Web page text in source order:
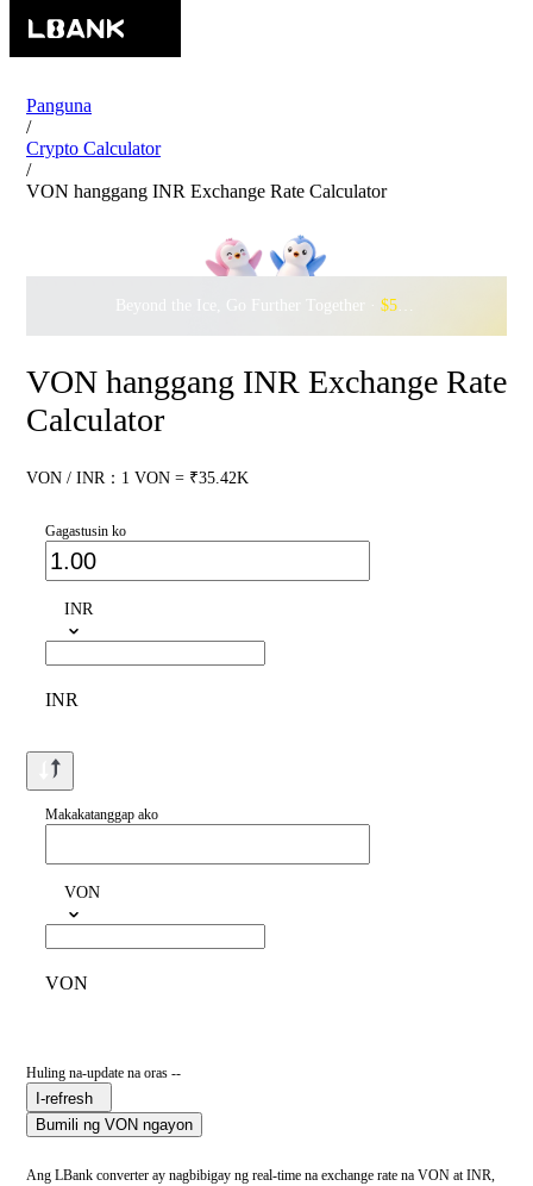
Panguna
/
Crypto Calculator
/
VON hanggang INR Exchange Rate Calculator
Beyond the Ice, Go Further Together · $500,000
VON hanggang INR Exchange Rate
Calculator
VON / INR：1 VON = ₹35.42K
Gagastusin ko
INR
INR
Makakatanggap ako
VON
VON
Huling na-update na oras --
I-refresh
Bumili ng VON ngayon
Ang LBank converter ay nagbibigay ng real-time na exchange rate na VON at INR,